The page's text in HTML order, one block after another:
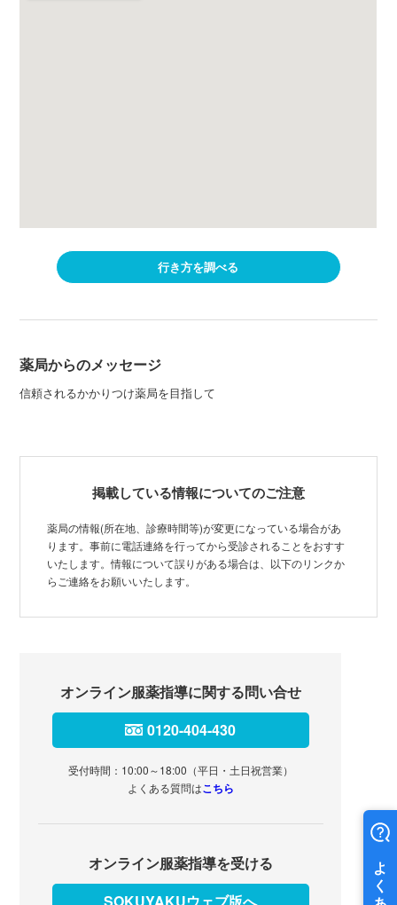
行き方を調べる
薬局からのメッセージ
信頼されるかかりつけ薬局を目指して
掲載している情報についてのご注意
薬局の情報(所在地、診療時間等)が変更になっている場合があ
ります。事前に電話連絡を行ってから受診されることをおすす
いたします。情報について誤りがある場合は、以下のリンクか
らご連絡をお願いいたします。
オンライン服薬指導に関する問い合せ
0120-404-430
受付時間：10:00～18:00（平日・土日祝営業）
よくある質問はこちら
オンライン服薬指導を受ける